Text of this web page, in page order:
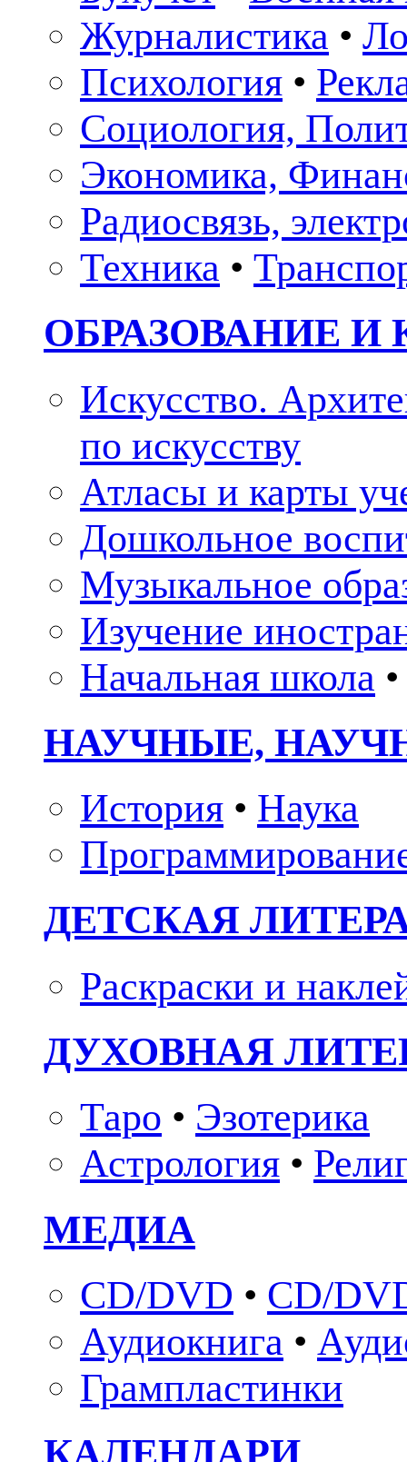
Журналистика •
Психология •
Социология,
Экономика,
Радиосвязь,
Техника •
ОБРАЗОВАНИЕ И
Искусство.
по искусству
Атласы и карты
Дошкольное
Музыкальное
Изучение
Начальная школа •
НАУЧНЫЕ,
История • Наука
ДЕТСКАЯ
Раскраски и
ДУХОВНАЯ
Таро • Эзотерика
Астрология •
МЕДИА
CD/DVD • CD/
Аудиокнига •
Грампластинки